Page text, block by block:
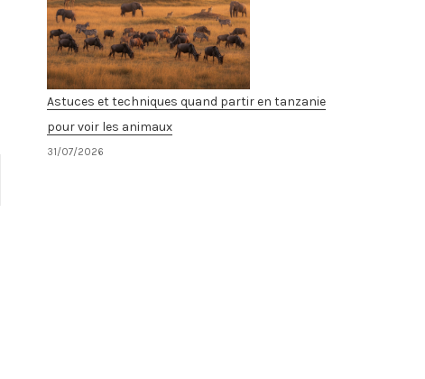
Astuces et techniques quand partir en tanzanie
pour voir les animaux
31/07/2026